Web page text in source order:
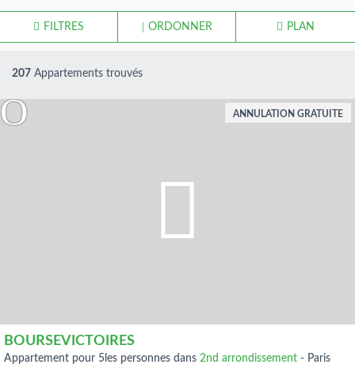
FILTRES ORDONNER PLAN
207 Appartements trouvés
BOURSEVICTOIRES
appartement pour 5les personnes dans 2nd arrondissement - Paris
ANNULATION GRATUITE